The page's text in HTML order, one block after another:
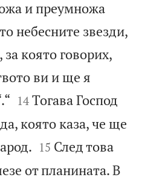
и преумножа
небесните звезди,
която говорих,
ви и ще я


14 Тогава Господ
която каза, че ще


15 След това
от планината. В